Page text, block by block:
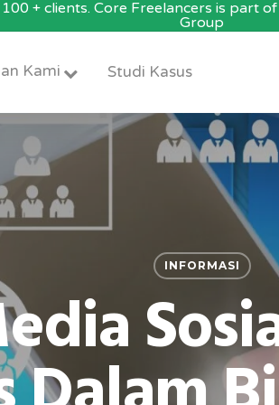
+ clients. Core Freelancers is part
Group
Kami Studi Kasus
INFORMASI